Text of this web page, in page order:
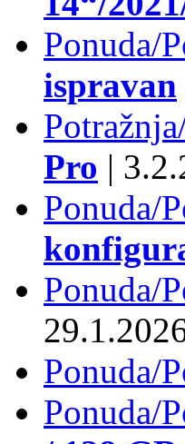
Ponuda/
ispravan
Pro |
Ponuda/
Ponuda/
Ponuda/
Ponuda/